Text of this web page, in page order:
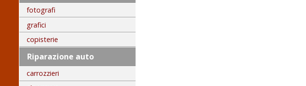
fotografi
grafici
copisterie
Riparazione auto
carrozzieri